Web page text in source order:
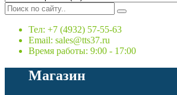
Тел: +7 (4932) 57-55-63
Email: sales@tts37.ru
Время работы: 9:00 - 17:00
Магазин